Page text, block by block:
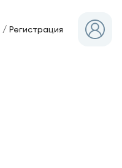
/Регистрация